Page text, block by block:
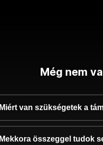
Még nem
Miért van szükségetek a
Mekkora összeggel tudok